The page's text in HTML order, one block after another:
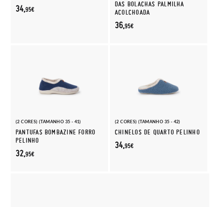
34,95€
DAS BOLACHAS PALMILHA
ACOLCHOADA
36,95€
(2 CORES) (TAMANHO 35 - 41)
PANTUFAS BOMBAZINE FORRO
PELINHO
32,95€
(2 CORES) (TAMANHO 35 - 42)
CHINELOS DE QUARTO PELINHO
34,95€